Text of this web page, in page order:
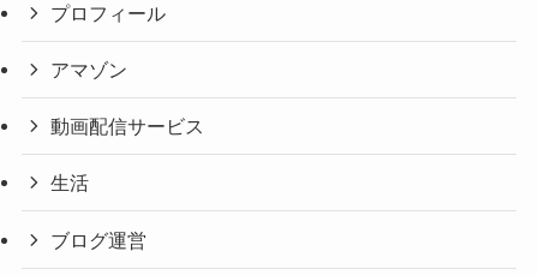
プロフィール
アマゾン
動画配信サービス
生活
ブログ運営